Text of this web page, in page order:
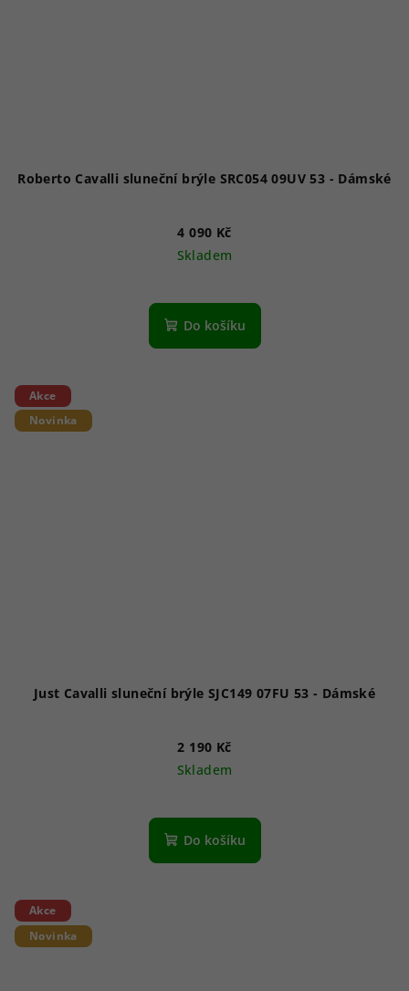
Roberto Cavalli sluneční brýle SRC054 09UV 53 - Dámské
4 090 Kč
Skladem
Do košíku
Akce
Novinka
Just Cavalli sluneční brýle SJC149 07FU 53 - Dámské
2 190 Kč
Skladem
Do košíku
Akce
Novinka